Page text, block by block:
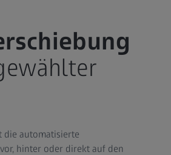
die automatisierte
hinter oder direkt auf den